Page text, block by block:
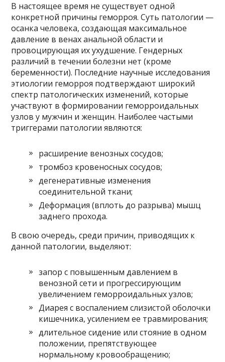
В настоящее время не существует одной
конкретной причины геморроя. Суть патологии —
осанка человека, создающая максимальное
давление в венах анальной области и
провоцирующая их ухудшение. Гендерных
различий в течении болезни нет (кроме
беременности). Последние научные исследования
этиологии геморроя подтверждают широкий
спектр патологических изменений, которые
участвуют в формировании геморроидальных
узлов у мужчин и женщин. Наиболее частыми
триггерами патологии являются:
расширение венозных сосудов;
тромбоз кровеносных сосудов;
дегенеративные изменения
соединительной ткани;
Деформация (вплоть до разрыва) мышц
заднего прохода.
В свою очередь, среди причин, приводящих к
данной патологии, выделяют:
запор с повышенным давлением в
венозной сети и прогрессирующим
увеличением геморроидальных узлов;
Диарея с воспалением слизистой оболочки
кишечника, усилением ее травмирования;
длительное сидение или стояние в одном
положении, препятствующее
нормальному кровообращению;